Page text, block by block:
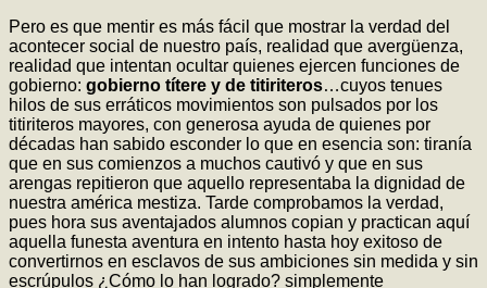
Pero es que mentir es más fácil que mostrar la verdad del
acontecer social de nuestro país, realidad que avergüenza,
realidad que intentan ocultar quienes ejercen funciones de
gobierno: gobierno títere y de titiriteros…cuyos tenues
hilos de sus erráticos movimientos son pulsados por los
titiriteros mayores, con generosa ayuda de quienes por
décadas han sabido esconder lo que en esencia son: tiranía
que en sus comienzos a muchos cautivó y que en sus
arengas repitieron que aquello representaba la dignidad de
nuestra américa mestiza. Tarde comprobamos la verdad,
pues hora sus aventajados alumnos copian y practican aquí
aquella funesta aventura en intento hasta hoy exitoso de
convertirnos en esclavos de sus ambiciones sin medida y sin
escrúpulos ¿Cómo lo han logrado? simplemente